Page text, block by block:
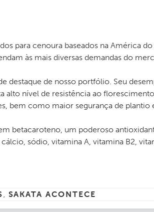
para cenoura baseados na América
às mais diversas demandas do
destaque de nosso portfólio. Seu
alto nível de resistência ao
bem como maior segurança de plantio
betacaroteno, um poderoso
sódio, vitamina A, vitamina B2,
, SAKATA ACONTECE